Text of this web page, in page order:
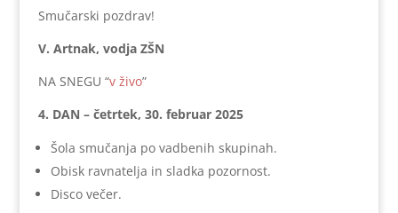
Smučarski pozdrav!
V. Artnak, vodja ZŠN
NA SNEGU “v živo”
4. DAN – četrtek, 30. februar 2025
Šola smučanja po vadbenih skupinah.
Obisk ravnatelja in sladka pozornost.
Disco večer.